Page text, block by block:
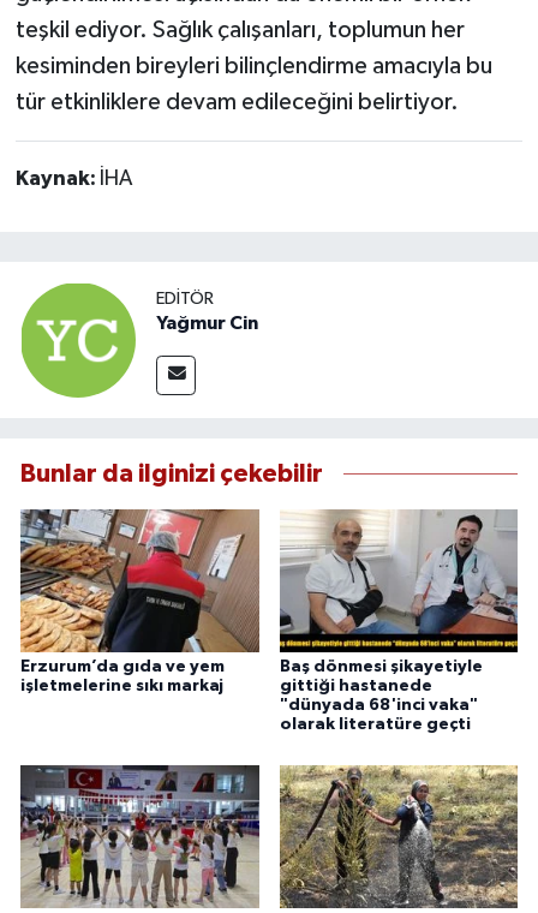
teşkil ediyor. Sağlık çalışanları, toplumun her
kesiminden bireyleri bilinçlendirme amacıyla bu
tür etkinliklere devam edileceğini belirtiyor.
Kaynak: İHA
EDITÖR
Yağmur Cin
Bunlar da ilginizi çekebilir
Erzurum’da gıda ve yem
işletmelerine sıkı markaj
Baş dönmesi şikayetiyle
gittiği hastanede
"dünyada 68'inci vaka"
olarak literatüre geçti